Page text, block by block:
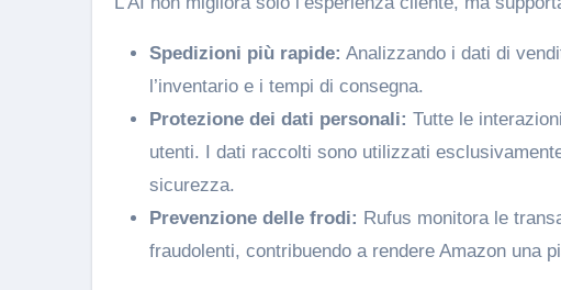
Spedizioni più rapide: Analizzando i dati di
l’inventario e i tempi di consegna.
Protezione dei dati personali: Tutte le
utenti. I dati raccolti sono utilizzati
sicurezza.
Prevenzione delle frodi: Rufus monitora le
fraudolenti, contribuendo a rendere Amazon una